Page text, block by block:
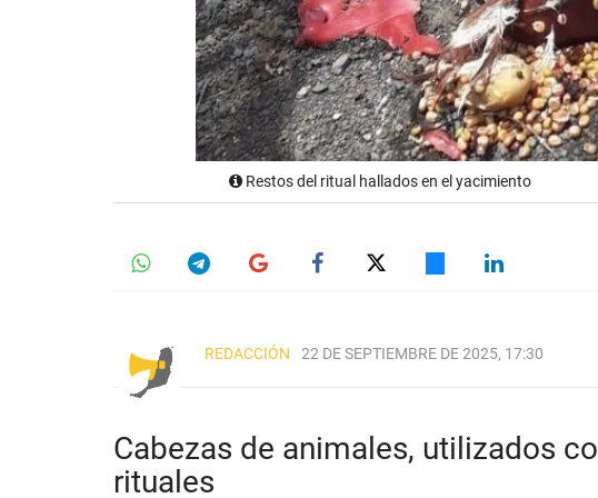
Restos del ritual hallados en el yacimiento
REDACCIÓN 22 DE SEPTIEMBRE DE 2025, 17:30
Cabezas de animales, utilizados
rituales